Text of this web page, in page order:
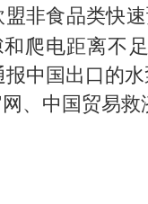
盟非食品类快
爬电距离不
中国出口的
网、中国贸易